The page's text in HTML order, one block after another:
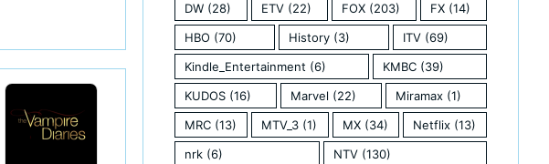
DW (28) ETV (22) FOX (203) FX (14)
HBO (70) History (3) ITV(69)
Kindle_Entertainment (6) KMBC (39)
KUDOS (16) Marvel (22) Miramax (1)
MRC (13) MTV_3 (1) MX(34) Netflix(13)
nrk (6) NTV(130)